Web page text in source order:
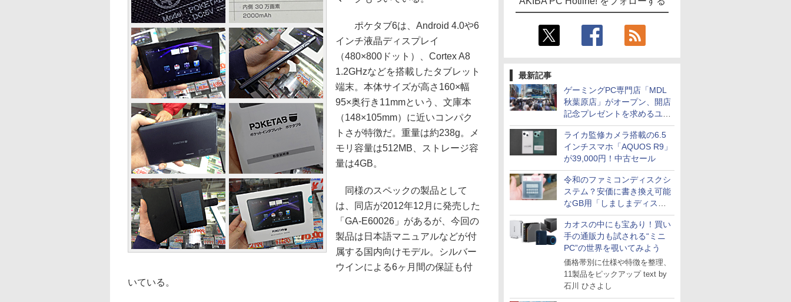
最新記事
ゲーミングPC専門店「MDL
秋葉原店」がオープン、開店
記念プレゼントを求めるユー
ザーが押し寄せ長蛇の列に
ライカ監修カメラ搭載の6.5
インチスマホ「AQUOS R9」
が39,000円！中古セール
令和のファミコンディスクシ
ステム？安価に書き換え可能
なGB用「しましまディスク
システム」
カオスの中にも宝あり！買い
手の通販力も試される“ミニ
PC”の世界を覗いてみよう
価格帯別に仕様や特徴を整理、
11製品をピックアップ text by
石川 ひさよし
ポケタブ6は、Android 4.0や6
インチ液晶ディスプレイ
（480×800ドット）、Cortex A8
1.2GHzなどを搭載したタブレット
端末。本体サイズが高さ160×幅
95×奥行き11mmという、文庫本
（148×105mm）に近いコンパク
トさが特徴だ。重量は約238g。メ
モリ容量は512MB、ストレージ容
量は4GB。
同様のスペックの製品として
は、同店が2012年12月に発売した
「GA-E60026」があるが、今回の
製品は日本語マニュアルなどが付
属する国内向けモデル。シルバー
ウインによる6ヶ月間の保証も付
いている。